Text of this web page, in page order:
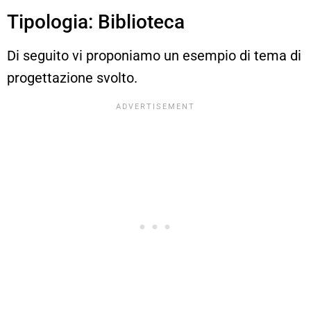
Tipologia: Biblioteca
Di seguito vi proponiamo un esempio di tema di
progettazione svolto.